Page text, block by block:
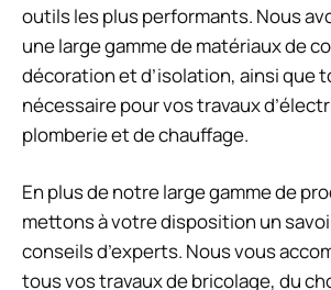
outils les plus performants. Nous
une large gamme de matériaux de
décoration et d’isolation, ainsi que
nécessaire pour vos travaux
plomberie et de chauffage.
En plus de notre large gamme de
mettons à votre disposition un
conseils d’experts. Nous vous
tous vos travaux de bricolage, du